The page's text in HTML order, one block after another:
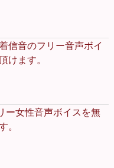
信音のフリー音声ボイ
けます。
ー女性音声ボイスを無
。